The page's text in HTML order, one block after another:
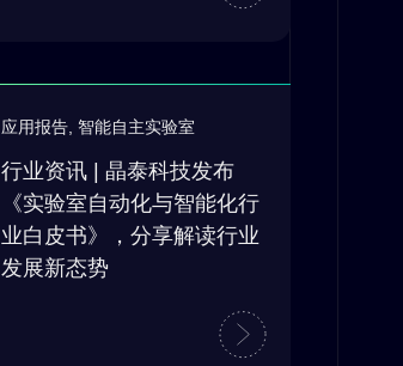
应用报告 智能自主实验室
行业资讯 | 晶泰科技发布
《实验室自动化与智能化行
业白皮书》，分享解读行业
发展新态势